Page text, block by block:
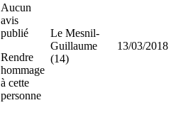
Aucun
avis
publié
Rendre
hommage
à cette
personne
Le Mesnil-
Guillaume
(14)
13/03/2018